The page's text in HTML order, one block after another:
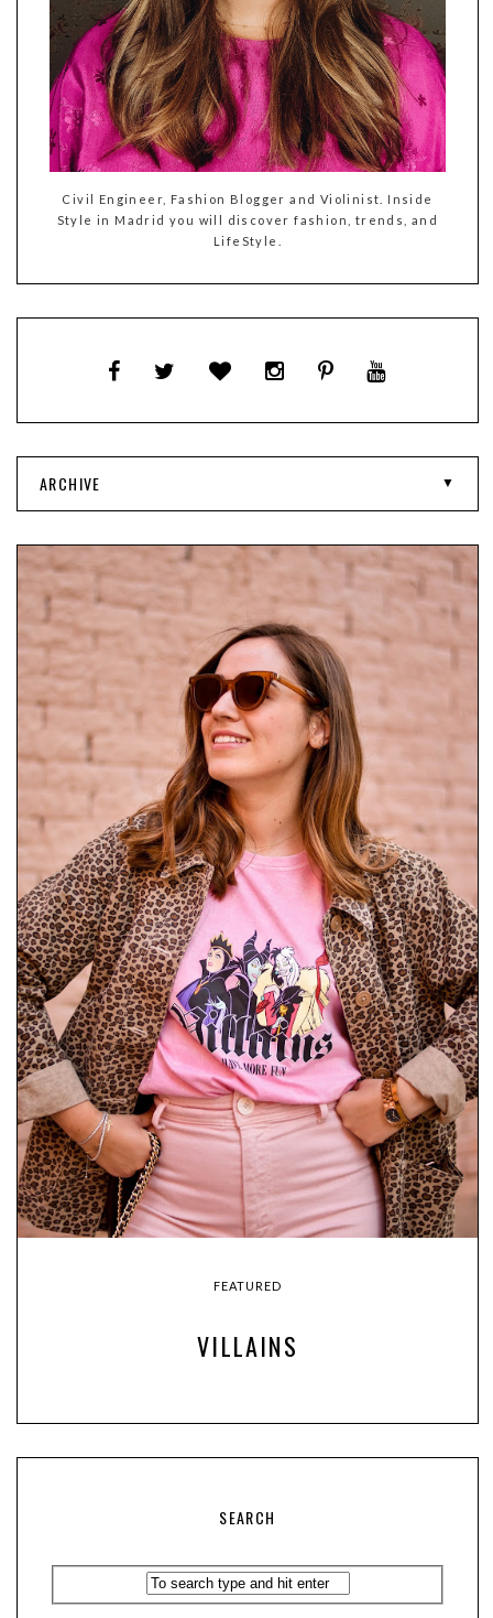
Civil Engineer, Fashion Blogger and Violinist. Inside
Style in Madrid you will discover fashion, trends, and
LifeStyle.
ARCHIVE
FEATURED
VILLAINS
SEARCH